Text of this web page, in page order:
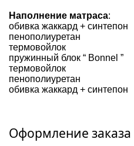
Наполнение матраса:
обивка жаккард + синтепон
пенополиуретан
термовойлок
пружинный блок “ Bonnel ”
термовойлок
пенополиуретан
обивка жаккард + синтепон
Оформление заказа